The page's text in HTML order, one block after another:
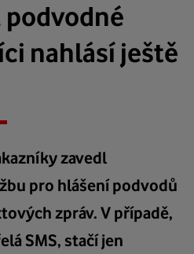
nahlásí ještě
zavedl
pro hlášení podvodů
zpráv. V případě,
SMS, stačí jen